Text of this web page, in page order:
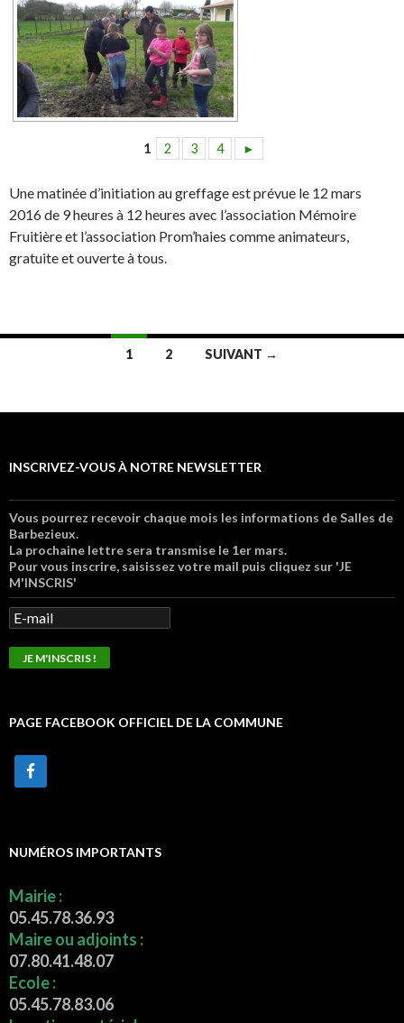
1 2 3 4 ►
Une matinée d’initiation au greffage est prévue le 12 mars
2016 de 9 heures à 12 heures avec l’association Mémoire
Fruitière et l’association Prom’haies comme animateurs,
gratuite et ouverte à tous.
1 2 SUIVANT →
INSCRIVEZ-VOUS À NOTRE NEWSLETTER
Vous pourrez recevoir chaque mois les informations de Salles de
Barbezieux.
La prochaine lettre sera transmise le 1er mars.
Pour vous inscrire, saisissez votre mail puis cliquez sur 'JE
M'INSCRIS'
PAGE FACEBOOK OFFICIEL DE LA COMMUNE
NUMÉROS IMPORTANTS
Mairie :
05.45.78.36.93
Maire ou adjoints :
07.80.41.48.07
Ecole :
05.45.78.83.06